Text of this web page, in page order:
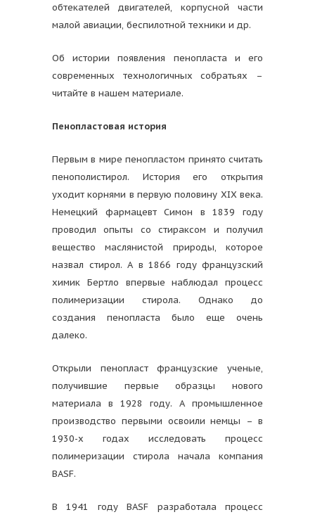
обтекателей двигателей, корпусной части
малой авиации, беспилотной техники и др.
Об истории появления пенопласта и его
современных технологичных собратьях –
читайте в нашем материале.
Пенопластовая история
Первым в мире пенопластом принято считать
пенополистирол. История его открытия
уходит корнями в первую половину XIX века.
Немецкий фармацевт Симон в 1839 году
проводил опыты со стираксом и получил
вещество маслянистой природы, которое
назвал стирол. А в 1866 году французский
химик Бертло впервые наблюдал процесс
полимеризации стирола. Однако до
создания пенопласта было еще очень
далеко.
Открыли пенопласт французские ученые,
получившие первые образцы нового
материала в 1928 году. А промышленное
производство первыми освоили немцы – в
1930-х годах исследовать процесс
полимеризации стирола начала компания
BASF.
В 1941 году BASF разработала процесс